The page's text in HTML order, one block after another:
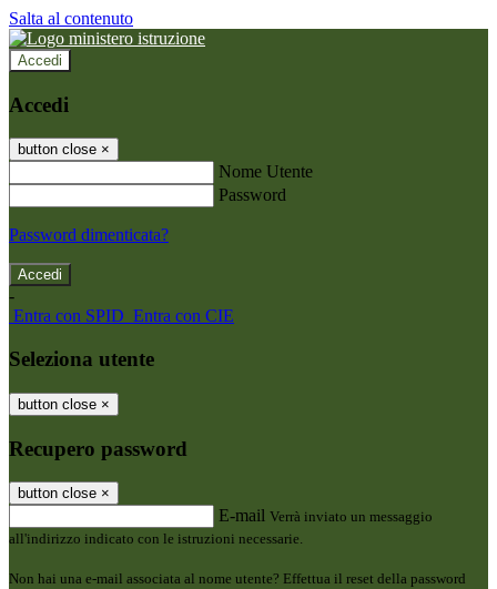
Salta al contenuto
Accedi
Accedi
button close ×
Nome Utente
Password
Password dimenticata?
-
Entra con SPID Entra con CIE
Seleziona utente
button close ×
Recupero password
button close ×
E-mail Verrà inviato un messaggio
all'indirizzo indicato con le istruzioni necessarie.
Non hai una e-mail associata al nome utente? Effettua il reset della password